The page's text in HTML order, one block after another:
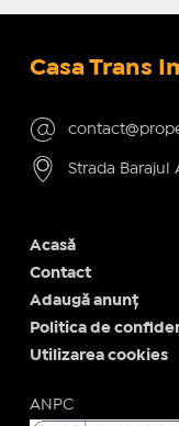
Casa Trans
Strada Barajul
Acasă
Contact
Adaugă anunț
Politica de
Utilizarea cookies
ANPC